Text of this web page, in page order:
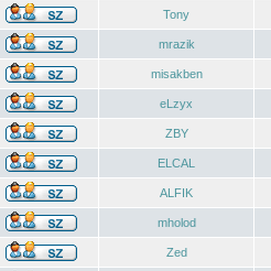
Tony
mrazik
misakben
eLzyx
ZBY
ELCAL
ALFIK
mholod
Zed